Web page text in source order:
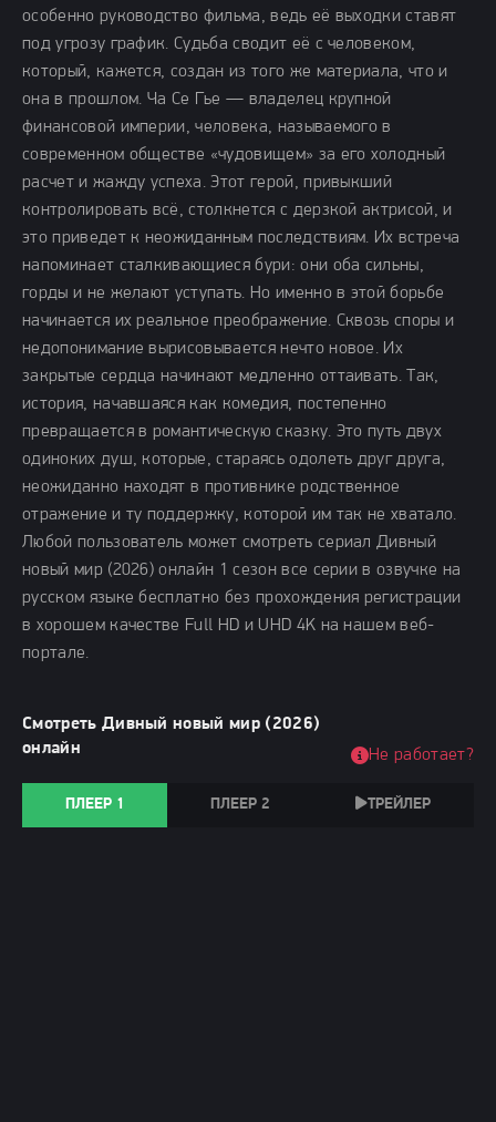
особенно руководство фильма, ведь её выходки ставят
под угрозу график. Судьба сводит её с человеком,
который, кажется, создан из того же материала, что и
она в прошлом. Ча Се Гье — владелец крупной
финансовой империи, человека, называемого в
современном обществе «чудовищем» за его холодный
расчет и жажду успеха. Этот герой, привыкший
контролировать всё, столкнется с дерзкой актрисой, и
это приведет к неожиданным последствиям. Их встреча
напоминает сталкивающиеся бури: они оба сильны,
горды и не желают уступать. Но именно в этой борьбе
начинается их реальное преображение. Сквозь споры и
недопонимание вырисовывается нечто новое. Их
закрытые сердца начинают медленно оттаивать. Так,
история, начавшаяся как комедия, постепенно
превращается в романтическую сказку. Это путь двух
одиноких душ, которые, стараясь одолеть друг друга,
неожиданно находят в противнике родственное
отражение и ту поддержку, которой им так не хватало.
Любой пользователь может смотреть сериал Дивный
новый мир (2026) онлайн 1 сезон все серии в озвучке на
русском языке бесплатно без прохождения регистрации
в хорошем качестве Full HD и UHD 4K на нашем веб-
портале.
Смотреть Дивный новый мир (2026)
онлайн
ПЛЕЕР 1 ПЛЕЕР 2 ТРЕЙЛЕР
Не работает?